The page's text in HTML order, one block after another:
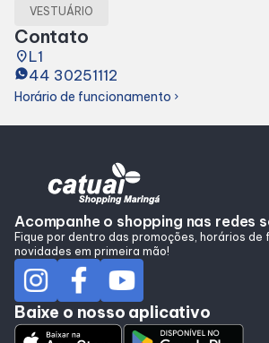
Lojas
Alimentação
Programa de benefícios
VESTUÁRIO
Contato
placeL1
44 30251112
Horário de funcionamento chevron_right
Acompanhe o shopping nas redes
Fique por dentro das promoções, horários de
novidades em primeira mão!
Baixe o nosso aplicativo